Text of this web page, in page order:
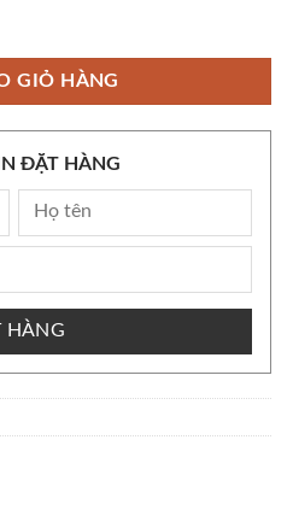
PLUS mẫu mới siêu mạnh tặng kèm
GIỎ HÀNG
ĐẶT HÀNG
HÀNG